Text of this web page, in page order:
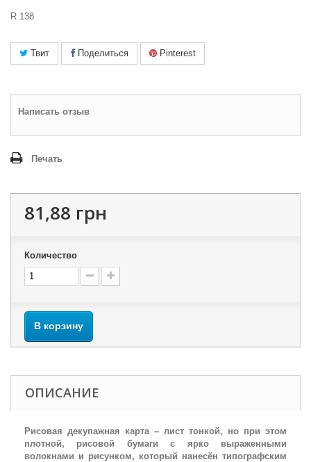
R 138
Твит Поделиться Pinterest
Написать отзыв
Печать
81,88 грн
Количество
В корзину
ОПИСАНИЕ
Рисовая декупажная карта – лист тонкой, но при этом
плотной, рисовой бумаги с ярко выраженными
волокнами и рисунком, который нанесён типографским